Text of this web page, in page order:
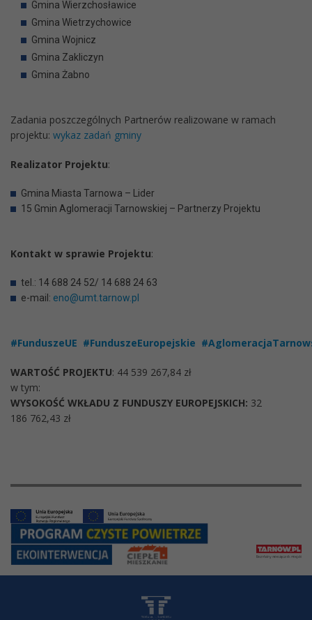
Gmina Wierzchosławice
Gmina Wietrzychowice
Gmina Wojnicz
Gmina Zakliczyn
Gmina Żabno
Zadania poszczególnych Partnerów realizowane w ramach
projektu: ​ wykaz zadań gminy
Realizator Projektu:
Gmina Miasta Tarnowa – Lider
15 Gmin Aglomeracji Tarnowskiej – Partnerzy Projektu
Kontakt w sprawie Projektu:
tel.: 14 688 24 52/ 14 688 24 63
e-mail: eno@umt.tarnow.pl
#FunduszeUE #FunduszeEuropejskie
WARTOŚĆ PROJEKTU: 44 539 267,84 zł
w tym:
WYSOKOŚĆ WKŁADU Z FUNDUSZY EUROPEJSKICH: 32
186 762,43 zł